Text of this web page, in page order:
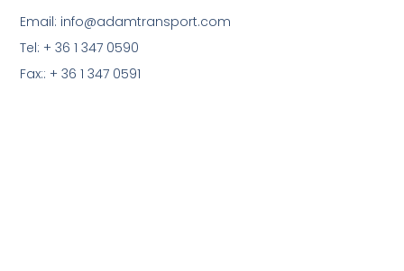
Email: info@adamtransport.com
Tel: + 36 1 347 0590
Fax:: + 36 1 347 0591